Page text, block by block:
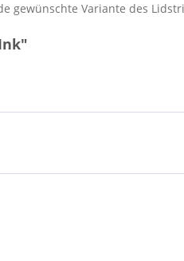
gewünschte Variante des